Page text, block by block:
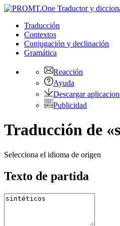
Traducción
Contextos
Conjugación y declinación
Gramática
Reacción
Ayuda
Descargar
Publicidad
Traducción de
Selecciona el idioma de origen
Texto de partida